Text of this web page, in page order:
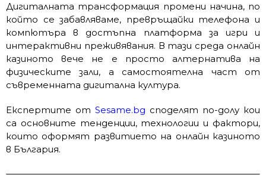
Дигиталната трансформация промени начина, по
който се забавляваме, превръщайки телефона и
компютъра в достъпна платформа за игри и
интерактивни преживявания. В тази среда онлайн
казиното вече не е просто алтернатива на
физическите зали, а самостоятелна част от
съвременната дигитална култура.
Експертите от Sesame.bg споделят по-долу кои
са основните тенденции, технологии и фактори,
които оформят развитието на онлайн казиното
в България.